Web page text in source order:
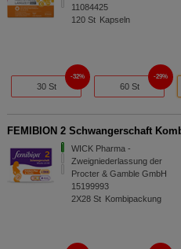
11084425
120 St Kapseln
30 St
32%
60 St
29%
FEMIBION 2 Schwangerschaft
WICK Pharma -
Zweigniederlassung der
Procter & Gamble GmbH
15199993
2X28 St Kombipackung